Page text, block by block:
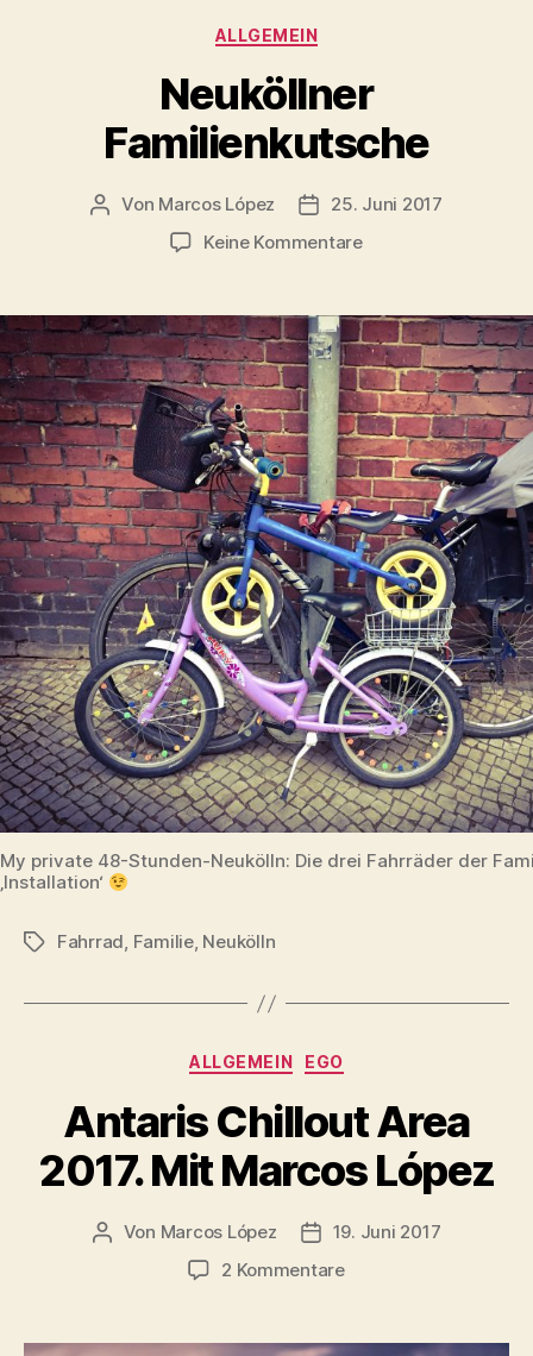
Kategorien
ALLGEMEIN
Neuköllner
Familienkutsche
Beitragsautor
Von Marcos López Veröffentlichungsdatum
25. Juni 2017
Keine Kommentarezu
My private 48-Stunden-Neukölln: Die drei Fahrräder der
‚Installation‘
Schlagwörter
Fahrrad, Familie, Neukölln
Kategorien
ALLGEMEIN EGO
Antaris Chillout Area
2017. Mit Marcos López
Beitragsautor
Von Marcos López Veröffentlichungsdatum
19. Juni 2017
2 Kommentarezu
Area